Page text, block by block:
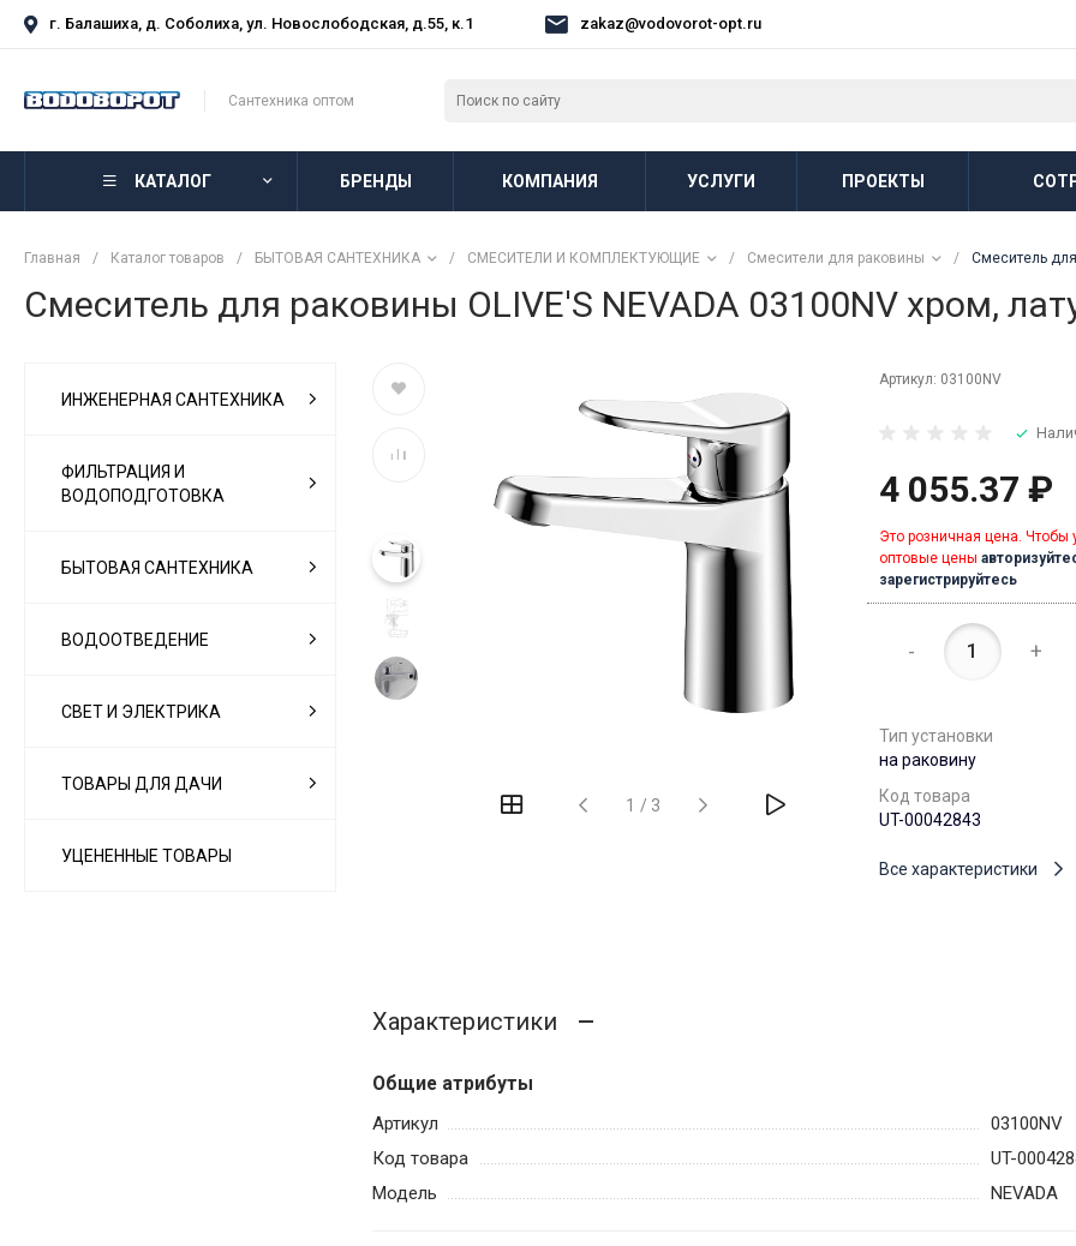
г. Балашиха, д. Соболиха, ул. Новослободская, д.55, к.1 zakaz@vodovorot-opt.ru
Сантехника оптом
КАТАЛОГ БРЕНДЫ КОМПАНИЯ УСЛУГИ ПРОЕКТЫ
Главная / Каталог товаров / БЫТОВАЯ САНТЕХНИКА / СМЕСИТЕЛИ И КОМПЛЕКТУЮЩИЕ / Смесители для раковины / Смеситель для
Смеситель для раковины OLIVE'S NEVADA 03100NV хром,
ИНЖЕНЕРНАЯ САНТЕХНИКА
ФИЛЬТРАЦИЯ И
ВОДОПОДГОТОВКА
БЫТОВАЯ САНТЕХНИКА
ВОДООТВЕДЕНИЕ
СВЕТ И ЭЛЕКТРИКА
ТОВАРЫ ДЛЯ ДАЧИ
УЦЕНЕННЫЕ ТОВАРЫ
1 / 3
Артикул: 03100NV
4 055.37 ₽
Это розничная цена. Чтобы
оптовые цены
зарегистрируйтесь
- +
Тип установки
на раковину
Код товара
UT-00042843
Все характеристики
Характеристики
Общие атрибуты
Артикул
03100NV
Код товара
UT-
Модель
NEVADA